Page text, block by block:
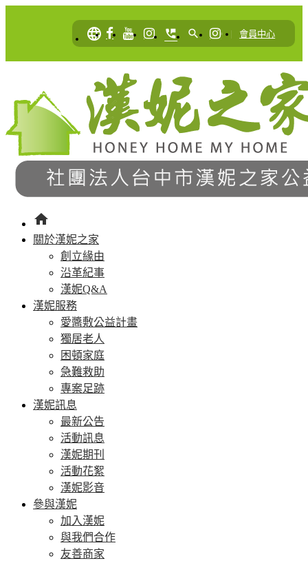
language perm_phone_msg search | 會員中心
home
關於漢妮之家
創立緣由
沿革紀事
漢妮Q&A
漢妮服務
愛醬敷公益計畫
獨居老人
困頓家庭
急難救助
專案足跡
漢妮訊息
最新公告
活動訊息
漢妮期刊
活動花絮
漢妮影音
參與漢妮
加入漢妮
與我們合作
友善商家